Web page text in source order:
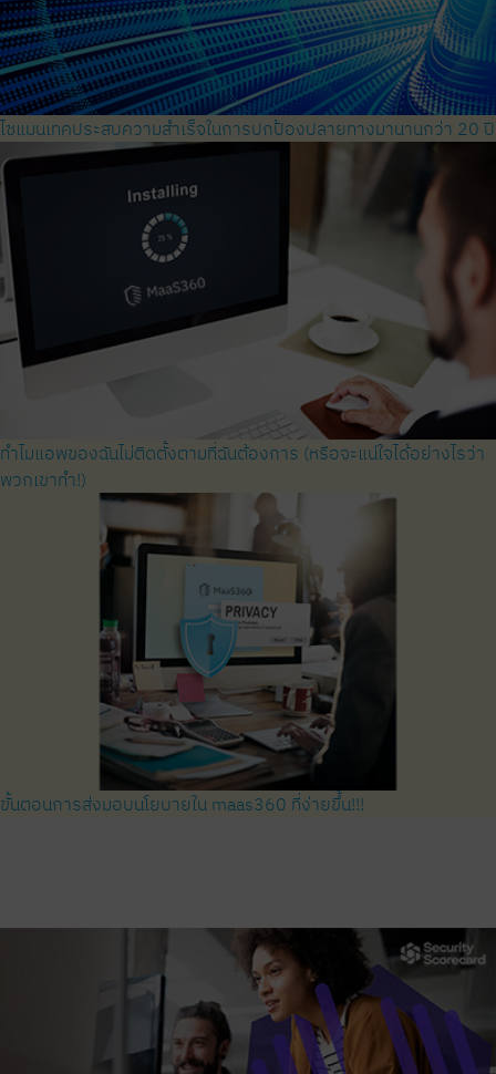
ไซแมนเทคประสบความสำเร็จในการปกป้องปลายทางมานานกว่า 20 ปี
ทำไมแอพของฉันไม่ติดตั้งตามที่ฉันต้องการ (หรือจะแน่ใจได้อย่างไรว่า
พวกเขาทำ!)
ขั้นตอนการส่งมอบนโยบายใน maas360 ที่ง่ายขึ้น!!!